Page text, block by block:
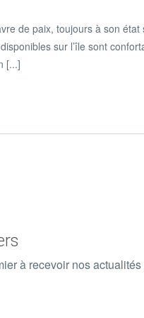
de paix, toujours à son état
sur l’île sont
[...]
à recevoir nos